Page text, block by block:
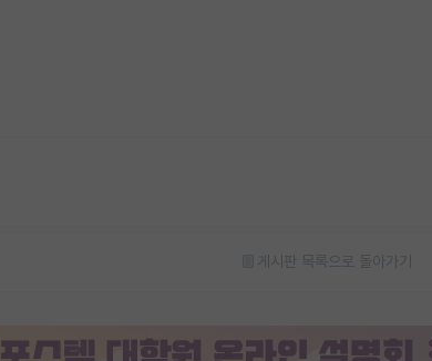
게시판 목록으로 돌아가기